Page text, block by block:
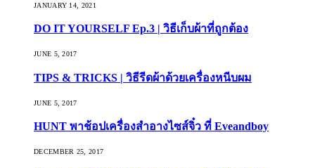
JANUARY 14, 2021
DO IT YOURSELF Ep.3 | วิธีเก็บผ้าที่ถูกต้อง
JUNE 5, 2017
TIPS & TRICKS | วิธีรีดผ้าด้วยเครื่องหนีบผม
JUNE 5, 2017
HUNT พาช้อปเครื่องสำอางไซส์จิ๋ว ที่ Eveandboy
DECEMBER 25, 2017